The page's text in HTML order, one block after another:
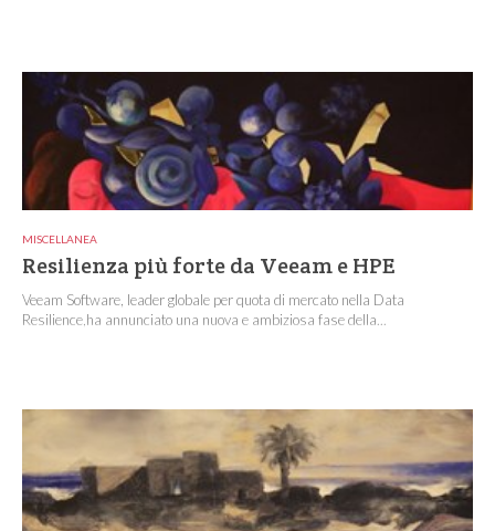
MISCELLANEA
Resilienza più forte da Veeam e HPE
Veeam Software, leader globale per quota di mercato nella Data
Resilience,ha annunciato una nuova e ambiziosa fase della...